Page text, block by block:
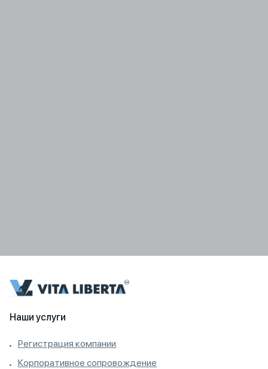
Наши услуги
Регистрация компании
Корпоративное сопровождение